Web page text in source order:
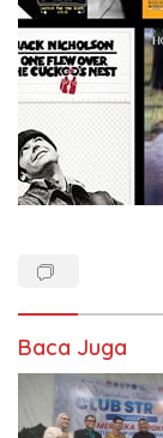
Baca Juga